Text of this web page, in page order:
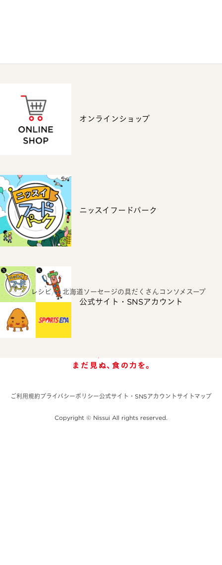
オンラインショップ
ニッスイフードパーク
公式サイト・SNSアカウント
ホーム レシピ 北海道ソーセージの具だくさんコンソメスープ
ご利用規約プライバシーポリシー公式サイト・SNSアカウント サイトマップ
Copyright © Nissui All rights reserved.